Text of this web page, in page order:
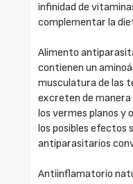
infinidad de
complementar la
Alimento
contienen un
musculatura de las
excreten de
los vermes planos y
los posibles efectos
antiparasitarios
Antiinflamatorio